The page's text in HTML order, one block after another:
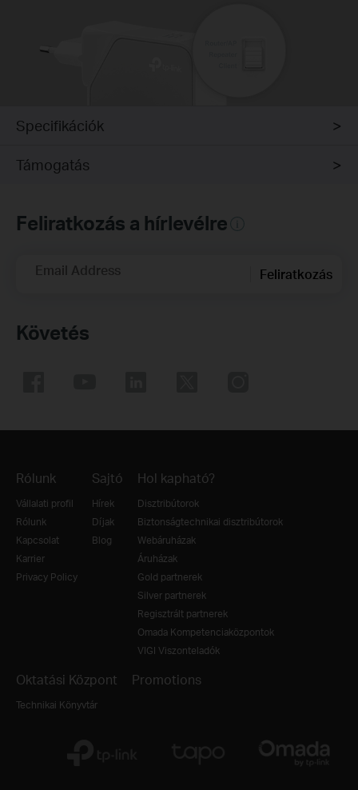
Specifikációk
Támogatás
Feliratkozás a hírlevélre
Email Address Feliratkozás
Követés
Rólunk
Vállalati profil
Rólunk
Kapcsolat
Karrier
Privacy Policy
Sajtó
Hírek
Díjak
Blog
Hol kapható?
Disztribútorok
Biztonságtechnikai disztribútorok
Webáruházak
Áruházak
Gold partnerek
Silver partnerek
Regisztrált partnerek
Omada Kompetenciaközpontok
VIGI Viszonteladók
Oktatási Központ
Technikai Könyvtár
Promotions